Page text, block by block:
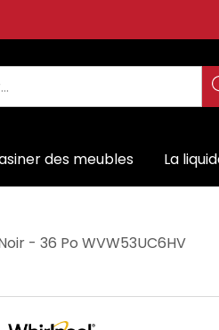
des meubles La
- 36 Po WVW53UC6HV